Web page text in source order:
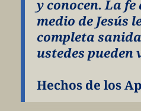
y conocen. La
medio de Jesús
completa
ustedes pueden
Hechos de los